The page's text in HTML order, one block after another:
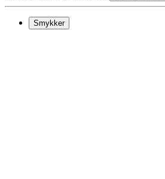
Smykker